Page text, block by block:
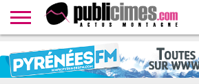
CONTACTER
LA
RÉDACTION
HOMEPAGE
NEWSLETTER
PROPOSER
UN
COMMUNIQUÉ
WEBTV
PUBLICIMESTV